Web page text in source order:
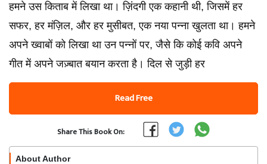
हमने उस किताब में लिखा था। ज़िंदगी एक कहानी थी, जिसमें हर
सफर, हर मंज़िल, और हर मुसीबत, एक नया पन्ना खुलता था। हमने
अपने ख्वाबों को लिखा था उन पन्नों पर, जैसे कि कोई कवि अपने
गीत में अपने जज़्बात बयान करता है। दिल से जुड़ी हर
Read Free
Share This Book On:
About Author